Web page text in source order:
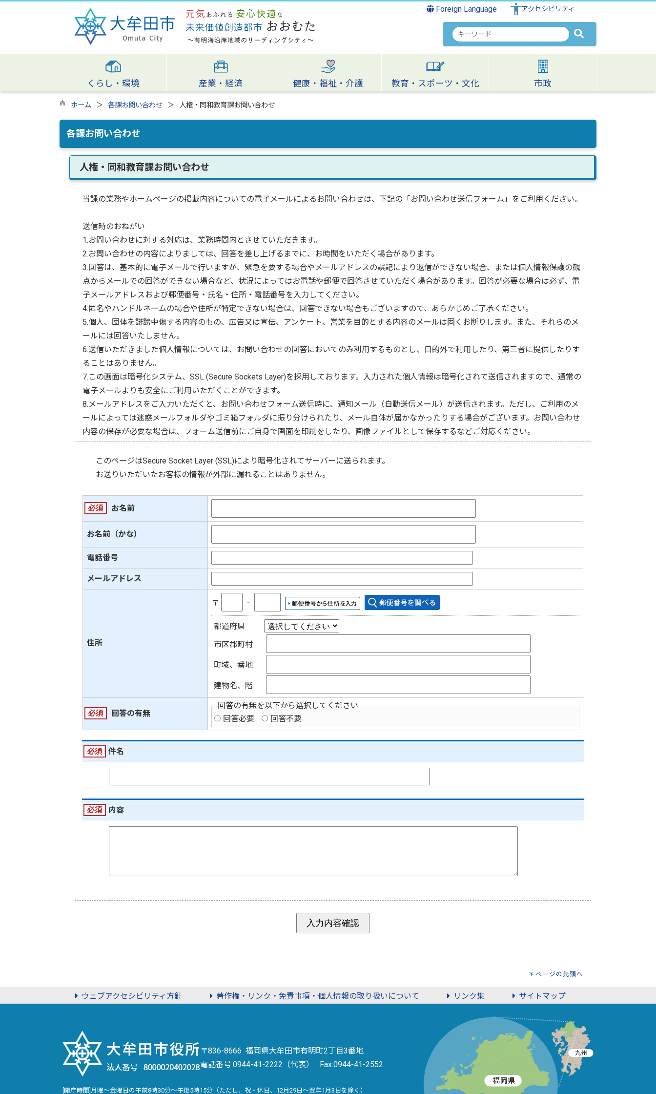
Foreign Language アクセシビリティ
検
索
キ
ワ
ー
くらし・環境 産業・経済 健康・福祉・介護 教育・スポーツ・文化 市政
ホーム 各課お問い合わせ 人権・同和教育課お問い合わせ
各課お問い合わせ
人権・同和教育課お問い合わせ
当課の業務やホームページの掲載内容についての電子メールによるお問い合わせは、下記の「お問い合わせ送信フォーム」をご利用ください。
送信時のおねがい
1.お問い合わせに対する対応は、業務時間内とさせていただきます。
2.お問い合わせの内容によりましては、回答を差し上げるまでに、お時間をいただく場合があります。
3.回答は、基本的に電子メールで行いますが、緊急を要する場合やメールアドレスの誤記により返信ができない場合、または個人情報保護の観
点からメールでの回答ができない場合など、状況によってはお電話や郵便で回答させていただく場合があります。回答が必要な場合は必ず、電
子メールアドレスおよび郵便番号・氏名・住所・電話番号を入力してください。
4.匿名やハンドルネームの場合や住所が特定できない場合は、回答できない場合もございますので、あらかじめご了承ください。
5.個人、団体を誹謗中傷する内容のもの、広告又は宣伝、アンケート、営業を目的とする内容のメールは固くお断りします。また、それらのメ
ールには回答いたしません。
6.送信いただきました個人情報については、お問い合わせの回答においてのみ利用するものとし、目的外で利用したり、第三者に提供したりす
ることはありません。
7.この画面は暗号化システム、SSL (Secure Sockets Layer)を採用しております。入力された個人情報は暗号化されて送信されますので、通常の
電子メールよりも安全にご利用いただくことができます。
8.メールアドレスをご入力いただくと、お問い合わせフォーム送信時に、通知メール（自動送信メール）が送信されます。ただし、ご利用のメ
ールによっては迷惑メールフォルダやゴミ箱フォルダに振り分けられたり、メール自体が届かなかったりする場合がございます。お問い合わせ
内容の保存が必要な場合は、フォーム送信前にご自身で画面を印刷をしたり、画像ファイルとして保存するなどご対応ください。
このページはSecure Socket Layer (SSL)により暗号化されてサーバーに送られます。
お送りいただいたお客様の情報が外部に漏れることはありません。
必須 お名前
お名前（かな）
電話番号
メールアドレス
住所
〒 ‐
都道府県
市区郡町村
町域、番地
建物名、階
必須 回答の有無
回答の有無を以下から選択してください
回答必要
回答不要
必須 件名
必須 内容
ページの先頭へ
ウェブアクセシビリティ方針 著作権・リンク・免責事項・個人情報の取り扱いについて リンク集 サイトマップ
〒836-8666 福岡県大牟田市有明町2丁目3番地
電話番号:0944-41-2222（代表） Fax:0944-41-2552
[開庁時間]月曜～金曜日の午前8時30分～午後5時15分（ただし、祝・休日、12月29日～翌年1月3日を除く）